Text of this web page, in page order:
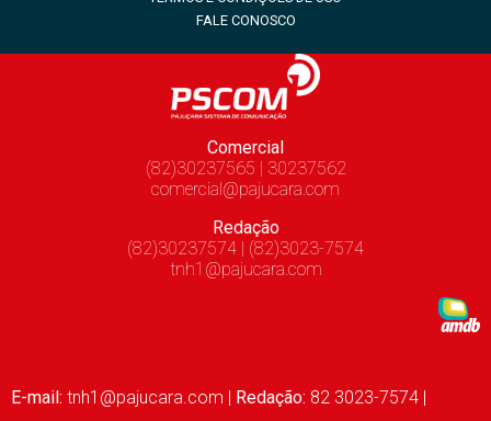
FALE CONOSCO
Comercial
(82)30237565 | 30237562
comercial@pajucara.com
Redação
(82)30237574 | (82)3023-7574
tnh1@pajucara.com
E-mail: tnh1@pajucara.com Redação: 82 3023-7574 |